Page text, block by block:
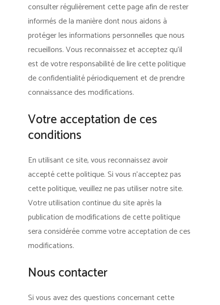
consulter régulièrement cette page afin de rester
informés de la manière dont nous aidons à
protéger les informations personnelles que nous
recueillons. Vous reconnaissez et acceptez qu’il
est de votre responsabilité de lire cette politique
de confidentialité périodiquement et de prendre
connaissance des modifications.
Votre acceptation de ces
conditions
En utilisant ce site, vous reconnaissez avoir
accepté cette politique. Si vous n’acceptez pas
cette politique, veuillez ne pas utiliser notre site.
Votre utilisation continue du site après la
publication de modifications de cette politique
sera considérée comme votre acceptation de ces
modifications.
Nous contacter
Si vous avez des questions concernant cette